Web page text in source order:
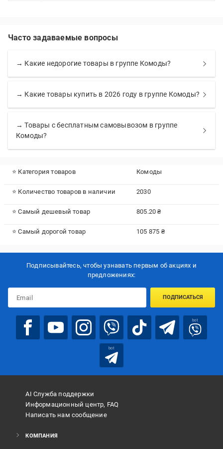
Часто задаваемые вопросы
→ Какие недорогие товары в группе Комоды?
→ Какие товары купить в 2026 году в группе Комоды?
→ Товары с бесплатным самовывозом в группе
Комоды?
⭐ Категория товаров Комоды
⭐ Количество товаров в наличии 2030
⭐ Самый дешевый товар 805.20 ₴
⭐ Самый дорогой товар 105 875 ₴
Подписывайтесь, чтобы узнавать первым об акцияx и
предложениях:
ПОДПИСАТЬСЯ
bot
bot
AI Служба поддержки
Информационный центр, FAQ
Написать нам сообщение
КОМПАНИЯ